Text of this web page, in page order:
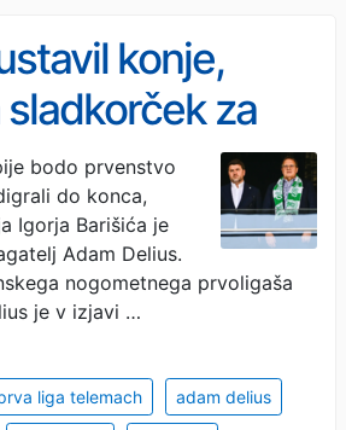
konje,
za
bodo prvenstvo
do konca,
Igorja Barišića je
Adam Delius.
nogometnega prvoligaša
je v izjavi …
liga telemach adam delius